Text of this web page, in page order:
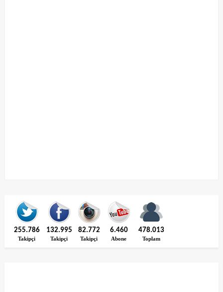
255.786
Takipçi
132.995
Takipçi
82.772
Takipçi
6.460
Abone
478.013
Toplam